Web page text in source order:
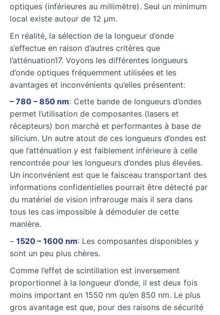
optiques (inférieures au millimètre). Seul un minimum
local existe autour de 12 µm.
En réalité, la sélection de la longueur d’onde
s’effectue en raison d’autres critères que
l’atténuation17. Voyons les différentes longueurs
d’onde optiques fréquemment utilisées et les
avantages et inconvénients qu’elles présentent:
– 780 – 850 nm: Cette bande de longueurs d’ondes
permet l’utilisation de composantes (lasers et
récepteurs) bon marché et performantes à base de
silicium. Un autre atout de ces longueurs d’ondes est
que l’atténuation y est faiblement inférieure à celle
rencontrée pour les longueurs d’ondes plus élevées.
Un inconvénient est que le faisceau transportant des
informations confidentielles pourrait être détecté par
du matériel de vision infrarouge mais il sera dans
tous les cas impossible à démoduler de cette
manière.
– 1520 – 1600 nm: Les composantes disponibles y
sont un peu plus chères.
Comme l’effet de scintillation est inversement
proportionnel à la longueur d’onde, il est deux fois
moins important en 1550 nm qu’en 850 nm. Le plus
gros avantage est que, pour des raisons de sécurité